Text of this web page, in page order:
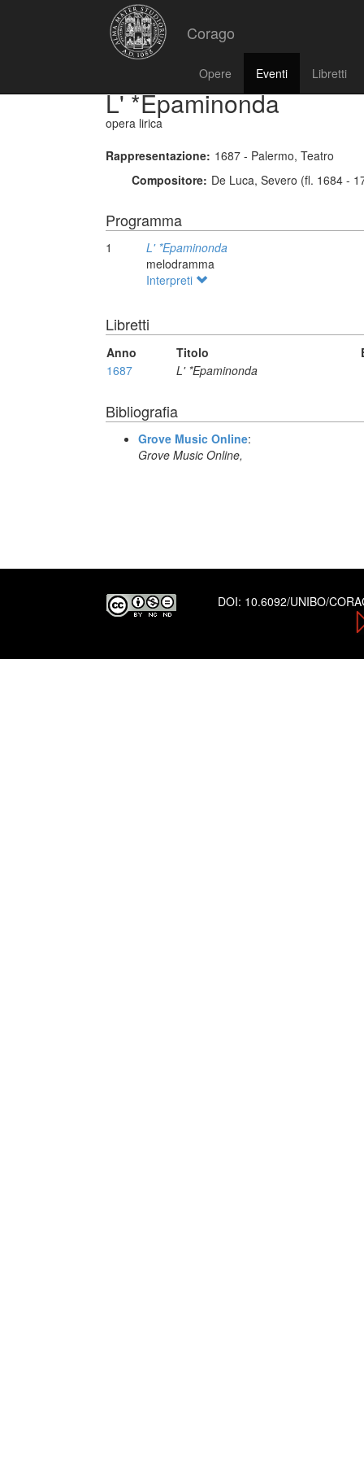
Corago
Opere Eventi Libretti
L' *Epaminonda
opera lirica
Rappresentazione: 1687 - Palermo, Teatro
Compositore: De Luca, Severo (fl. 1684 -
Programma
1
L' *Epaminonda
melodramma
Interpreti
Libretti
Anno Titolo
1687
L' *Epaminonda
Bibliografia
Grove Music Online:
Grove Music Online,
DOI: 10.6092/UNIBO/